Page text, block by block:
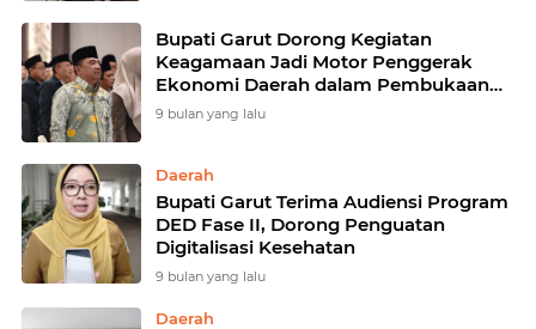
Bupati Garut Dorong Kegiatan
Keagamaan Jadi Motor Penggerak
Ekonomi Daerah dalam Pembukaan
Musda XI MUI
9 bulan yang lalu
Daerah
Bupati Garut Terima Audiensi Program
DED Fase II, Dorong Penguatan
Digitalisasi Kesehatan
9 bulan yang lalu
Daerah